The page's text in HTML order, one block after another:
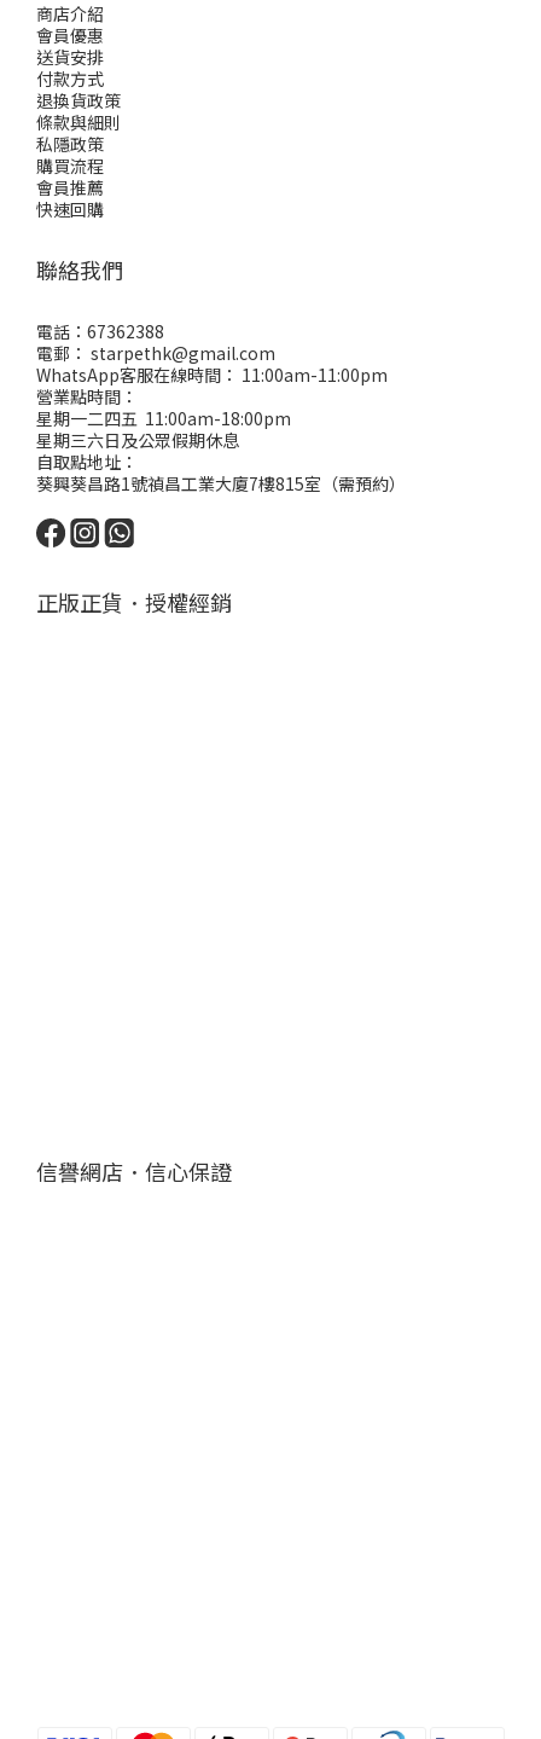
商店介紹
會員優惠
送貨安排
付款方式
退換貨政策
條款與細則
私隱政策
購買流程
會員推薦
快速回購
聯絡我們
電話：67362388
電郵： starpethk@gmail.com
WhatsApp客服在線時間： 11:00am-11:00pm
營業點時間：
星期一二四五 11:00am-18:00pm
星期三六日及公眾假期休息
自取點地址：
葵興葵昌路1號禎昌工業大廈7樓815室（需預約）
正版正貨．授權經銷
信譽網店．信心保證